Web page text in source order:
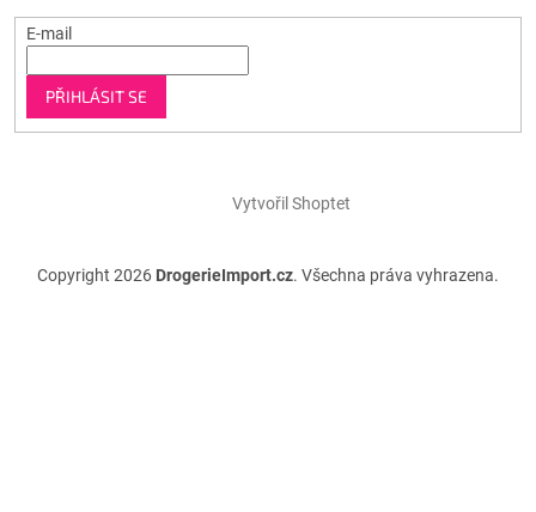
E-mail
PŘIHLÁSIT SE
Vytvořil Shoptet
Copyright 2026 DrogerieImport.cz. Všechna práva vyhrazena.